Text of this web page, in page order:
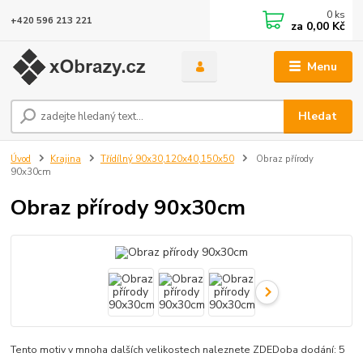
Menu
Hledat
+420 596 213 221 0 ks
za 0,00 Kč
Úvod Krajina Třídílný 90x30,120x40,150x50
Obraz přírody
90x30cm
Obraz přírody 90x30cm
Tento motiv v mnoha dalších velikostech naleznete ZDEDoba dodání: 5